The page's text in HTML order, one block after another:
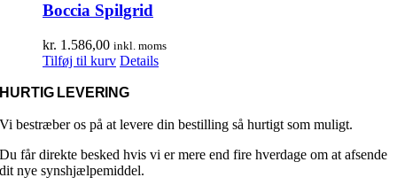
Boccia Spilgrid
kr. 1.586,00 inkl. moms
Tilføj til kurv Details
HURTIG LEVERING
Vi bestræber os på at levere din bestilling så hurtigt som muligt.
Du får direkte besked hvis vi er mere end fire hverdage om at afsende
dit nye synshjælpemiddel.